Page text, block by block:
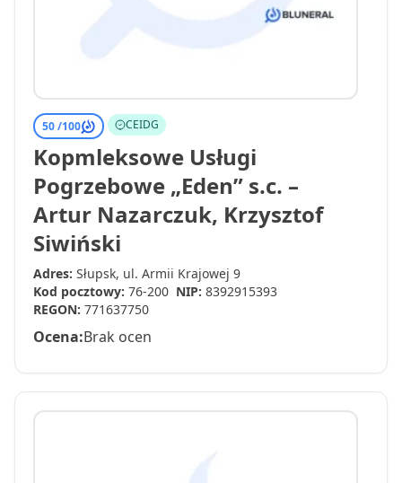
50 /100 CEIDG
Kopmleksowe Usługi
Pogrzebowe „Eden” s.c. –
Artur Nazarczuk, Krzysztof
Siwiński
Adres: Słupsk, ul. Armii Krajowej 9
Kod pocztowy: 76-200 NIP: 8392915393
REGON: 771637750
Ocena:Brak ocen